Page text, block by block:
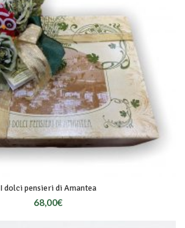
I dolci pensieri di Amantea
68,00€